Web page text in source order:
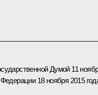
Думой 11
18 ноября 2015